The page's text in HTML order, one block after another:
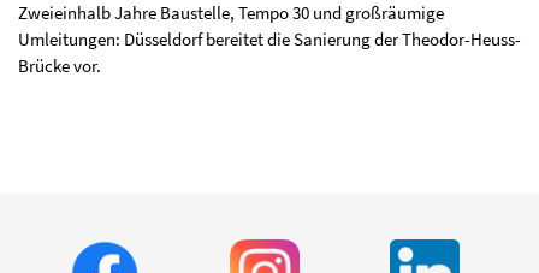
Zweieinhalb Jahre Baustelle, Tempo 30 und großräumige
Umleitungen: Düsseldorf bereitet die Sanierung der Theodor-Heuss-
Brücke vor.